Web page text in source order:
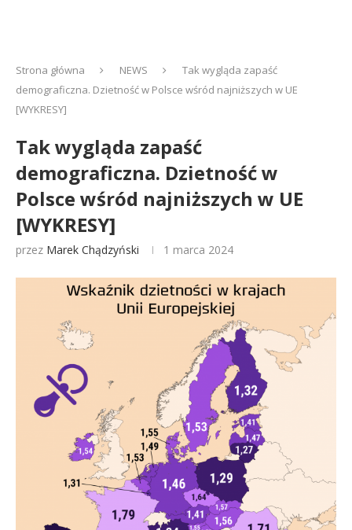
Strona główna NEWS
Tak wygląda zapaść
demograficzna. Dzietność w Polsce wśród najniższych w UE
[WYKRESY]
Tak wygląda zapaść
demograficzna. Dzietność w
Polsce wśród najniższych w UE
[WYKRESY]
przez Marek Chądzyński 1 marca 2024